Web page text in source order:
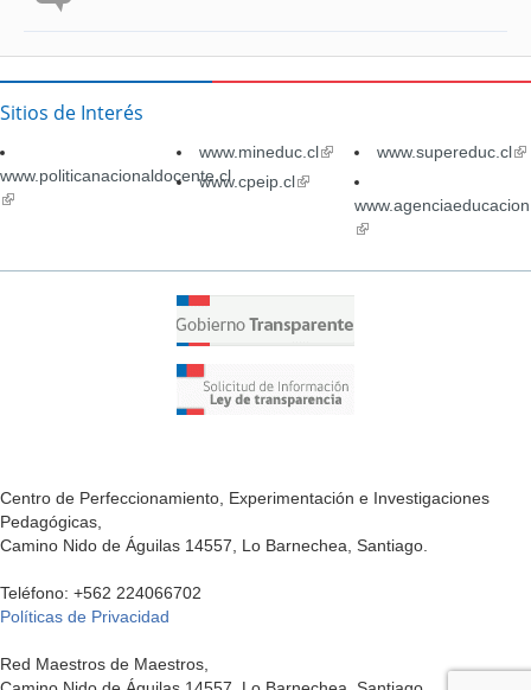
Sitios de Interés
www.politicanacionaldocente.cl
(link
www.mineduc.cl(link
external)
www.supereduc.cl
www.cpeip.cl(link
external)(link
external)
Centro de Perfeccionamiento, Experimentación e Investigaciones
Pedagógicas,
Camino Nido de Águilas 14557, Lo Barnechea, Santiago.
Teléfono: +562 224066702
Políticas de Privacidad
Red Maestros de Maestros,